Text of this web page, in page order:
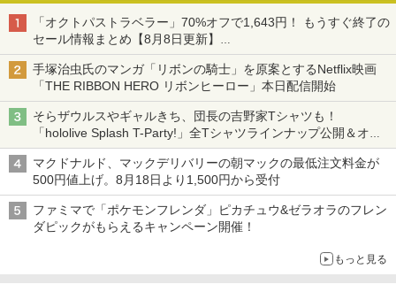
「オクトパストラベラー」70%オフで1,643円！ もうすぐ終了の
セール情報まとめ【8月8日更新】
ニンテンドーeショップでは「大神 絶景版」が67%オフで990円
手塚治虫氏のマンガ「リボンの騎士」を原案とするNetflix映画
「THE RIBBON HERO リボンヒーロー」本日配信開始
そらザウルスやギャルきち、団長の吉野家Tシャツも！
「hololive Splash T-Party!」全Tシャツラインナップ公開＆オン
ライン販売開始
マクドナルド、マックデリバリーの朝マックの最低注文料金が
500円値上げ。8月18日より1,500円から受付
ファミマで「ポケモンフレンダ」ピカチュウ&ゼラオラのフレン
ダピックがもらえるキャンペーン開催！
もっと見る